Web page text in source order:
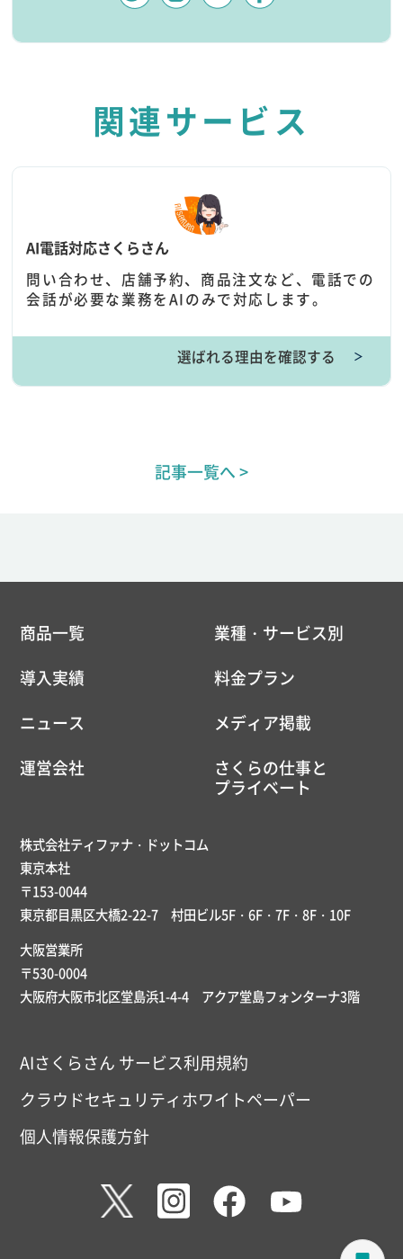
関連サービス
AI電話対応さくらさん
問い合わせ、店舗予約、商品注文など、電話での
会話が必要な業務をAIのみで対応します。
選ばれる理由を確認する ＞
記事一覧へ >
商品一覧
業種・サービス別
導入実績
料金プラン
ニュース
メディア掲載
運営会社
さくらの仕事と
プライベート
株式会社ティファナ・ドットコム
東京本社
〒153-0044
東京都目黒区大橋2-22-7 村田ビル5F・6F・7F・8F・10F
大阪営業所
〒530-0004
大阪府大阪市北区堂島浜1-4-4 アクア堂島フォンターナ3階
AIさくらさん サービス利用規約
クラウドセキュリティホワイトペーパー
個人情報保護方針